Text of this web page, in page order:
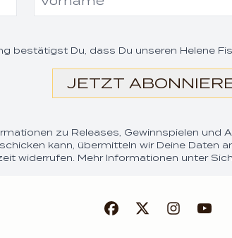
bestätigst Du, dass Du unseren Helene
JETZT
zu Releases, Gewinnspielen und
kann, übermitteln wir Deine Daten
widerrufen. Mehr Informationen unter